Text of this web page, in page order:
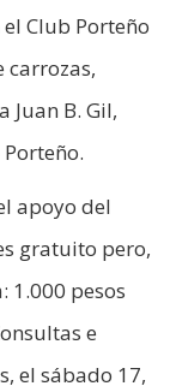
Club Porteño
carrozas,
Juan B. Gil,
apoyo del
gratuito pero,
1.000 pesos
e
el sábado 17,